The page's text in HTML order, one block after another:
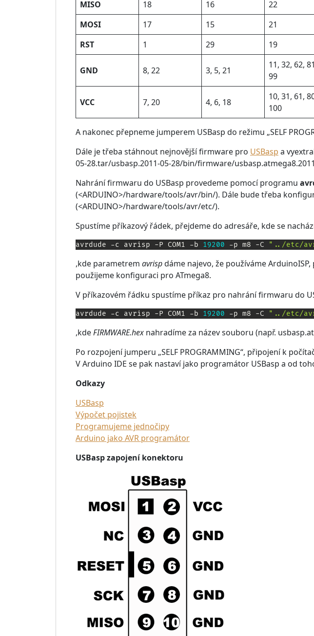
MISO
18 16 22
MOSI
17 15 21
RST
1 29 19
GND 8, 22 3, 5, 21
11, 32, 62,
99
VCC 7, 20 4, 6, 18
10, 31, 61,
100
A nakonec přepneme jumperem USBasp do režimu „SELF
Dále je třeba stáhnout nejnovější firmware pro USBasp a
05-28.tar/usbasp.2011-05-28/bin/firmware/
Nahrání firmwaru do USBasp provedeme pomocí programu
(<ARDUINO>/hardware/tools/avr/bin/). Dále bude třeba
(<ARDUINO>/hardware/tools/avr/etc/).
Spustíme příkazový řádek, přejdeme do adresáře, kde se
avrdude -c avrisp -P COM1 -b 19200 -p m8 -C "../etc/
,kde parametrem avrispdáme najevo, že používáme
použijeme konfiguraci pro ATmega8.
V příkazovém řádku spustíme příkaz pro nahrání firmwaru do
avrdude -c avrisp -P COM1 -b 19200 -p m8 -C "../etc/
,kdeFIRMWARE.hex nahradíme za název souboru (např.
Po rozpojení jumperu „SELF PROGRAMMING“, připojení k
V Arduino IDE se pak nastaví jako programátor USBasp a od
Odkazy
USBasp
Výpočet pojistek
Programujeme jednočipy
Arduino jako AVR programátor
USBasp zapojení konektoru